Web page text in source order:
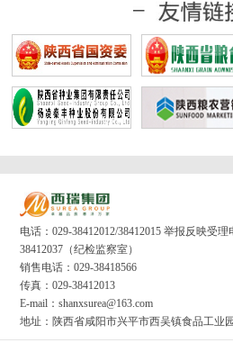
电话：029-38412012/38412015 举报反映受理
38412037（纪检监察室）
销售电话：029-38418566
传真：029-38412013
E-mail：shanxsurea@163.com
地址：陕西省咸阳市兴平市西吴镇食品工业